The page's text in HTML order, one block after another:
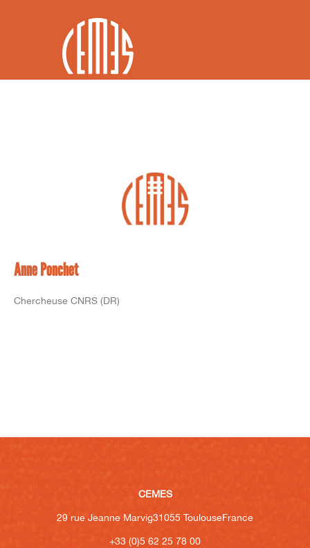
Anne Ponchet
Chercheuse CNRS (DR)
CEMES
29 rue Jeanne Marvig31055 ToulouseFrance
+33 (0)5 62 25 78 00